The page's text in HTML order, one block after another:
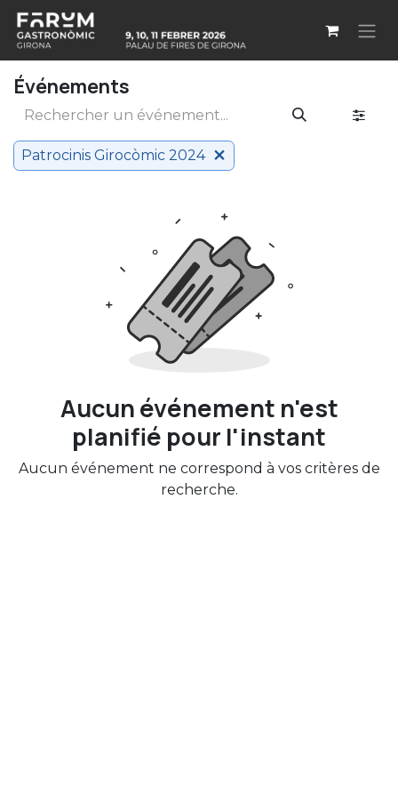
Se rendre au contenu
Événements
Patrocinis Girocòmic 2024
Aucun événement n'est
planifié pour l'instant
Aucun événement ne correspond à vos critères de
recherche.